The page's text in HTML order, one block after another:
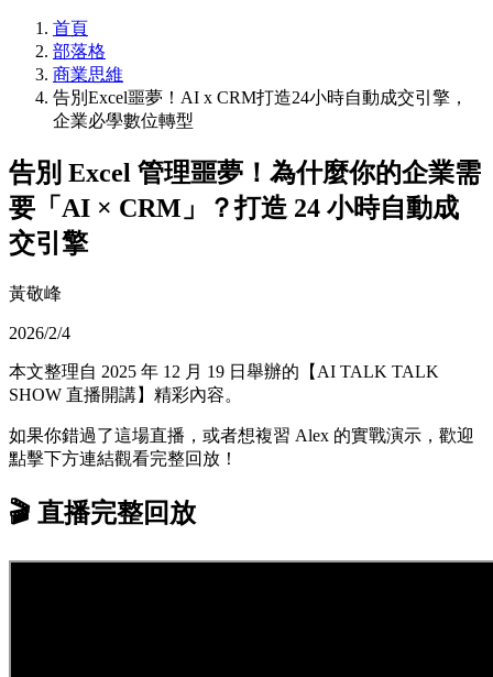
首頁
部落格
商業思維
告別Excel噩夢！AI x CRM打造24小時自動成交引擎，
企業必學數位轉型
告別 Excel 管理噩夢！為什麼你的企業需
要「AI × CRM」？打造 24 小時自動成
交引擎
黃敬峰
2026/2/4
本文整理自 2025 年 12 月 19 日舉辦的【AI TALK TALK
SHOW 直播開講】精彩內容。
如果你錯過了這場直播，或者想複習 Alex 的實戰演示，歡迎
點擊下方連結觀看完整回放！
🎬 直播完整回放